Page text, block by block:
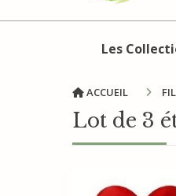
Les
ACCUEIL
Lot de 3